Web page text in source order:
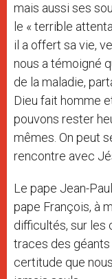
mais aussi ses
le « terrible
il a offert sa vie,
nous a témoigné
de la maladie,
Dieu fait homme
pouvons rester
mêmes. On peut
rencontre avec
Le pape Jean-
pape François, à
difficultés, sur les
traces des
certitude que